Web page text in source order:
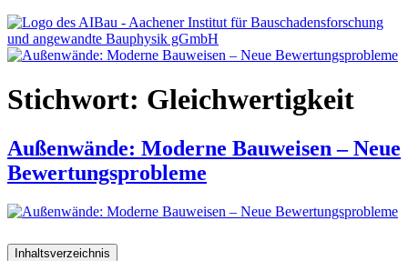
angewandte Bauphysik
Stichwort: Gleichwertigkeit
Außenwände: Moderne Bauweisen – Neue
Bewertungsprobleme
Inhaltsverzeichnis